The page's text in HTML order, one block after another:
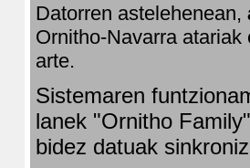
Datorren astelehenean,
Ornitho-Navarra
arte.
Sistemaren
lanek "Ornitho
bidez datuak